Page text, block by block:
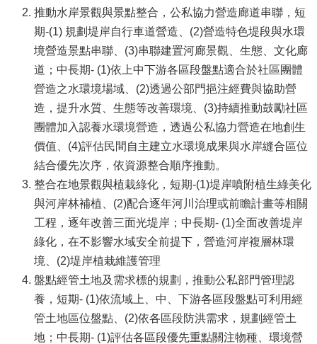
推動水岸景觀與景點整合，公私協力營造廊道串聯，短
期-(1) 規劃堤岸自行車道營造、(2)營造特色堤段與水環
境營造景點串聯、(3)串聯建置河廊景觀、生態、文化廊
道；中長期- (1)依上中下游各區段盤點適合於社區團體
營造之水環境場域、(2)透過公部門挹注經費與協助營
造，提升水質、生態等改善環境、(3)持續推動鼓勵社區
團體加入認養水環境營造，透過公私協力營造在地創生
價值、(4)評估民間自主建立水環境成果與水岸縫合區位
結合優先次序，依資源整合順序推動。
整合在地景觀與植栽綠化，短期-(1)堤岸噴附植生綠美化
與河岸林補植、(2)配合逐年河川治理或前瞻計畫等相關
工程，逐年改善三面光堤岸；中長期- (1)全面改善堤岸
綠化，在不影響水域安全前提下，營造河岸複層林環
境、(2)堤岸植栽維護管理
盤點經管土地及需求標的規劃，推動公私部門管理認
養，短期- (1)依流域上、中、下游各區段盤點可利用經
管土地區位盤點、(2)依各區段防洪需求，規劃經管土
地；中長期- (1)評估各區段優先重點關注物種、環境營